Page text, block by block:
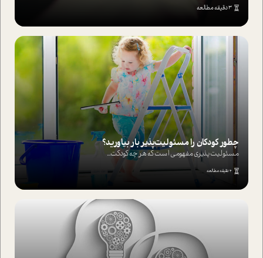
3 دقیقه مطالعه
چطور کودکان را مسئولیت‌پذیر بار بیاورید؟
مسئولیت پذیری مفهومی ا ست که هر چه کودکت...
4 دقیقه مطالعه